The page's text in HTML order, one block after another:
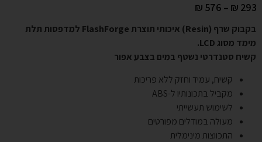
₪ 293
–
₪ 576
בקבוק שרף (Resin) איכותי תוצרת FlashForge למדפסות תלת
מימד מסוג LCD.
קשיח סטנדרטי נשטף במים בצבע אפור
קשיח, עמיד וחזק ללא פריכות
מקביל בתכונותיו ל-ABS
לשימוש תעשייתי
מעולה במודלים מפורטים
התכווצות מינימלית